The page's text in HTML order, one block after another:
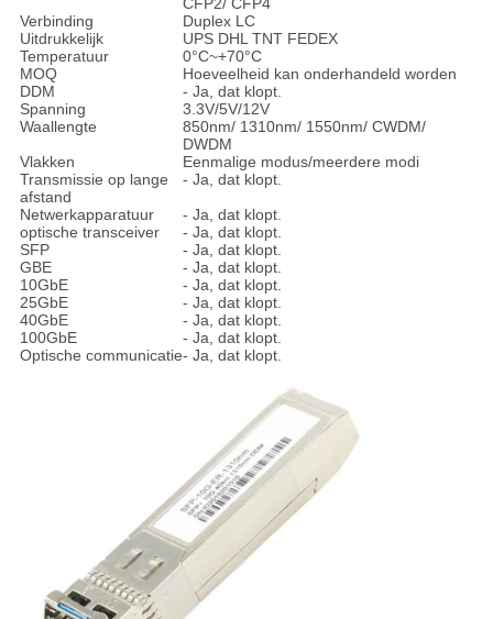
CFP2/ CFP4
Verbinding
Duplex LC
Uitdrukkelijk
UPS DHL TNT FEDEX
Temperatuur
0°C~+70°C
MOQ
Hoeveelheid kan onderhandeld worden
DDM
- Ja, dat klopt.
Spanning
3.3V/5V/12V
Waallengte
850nm/ 1310nm/ 1550nm/ CWDM/
DWDM
Vlakken
Eenmalige modus/meerdere modi
Transmissie op lange
afstand
- Ja, dat klopt.
Netwerkapparatuur
- Ja, dat klopt.
optische transceiver
- Ja, dat klopt.
SFP
- Ja, dat klopt.
GBE
- Ja, dat klopt.
10GbE
- Ja, dat klopt.
25GbE
- Ja, dat klopt.
40GbE
- Ja, dat klopt.
100GbE
- Ja, dat klopt.
Optische communicatie- Ja, dat klopt.